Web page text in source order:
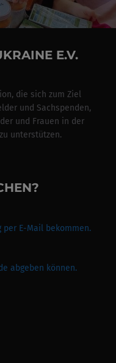
E.V.
die sich zum Ziel
und Sachspenden,
und Frauen in der
unterstützen.
E-Mail bekommen.
abgeben können.